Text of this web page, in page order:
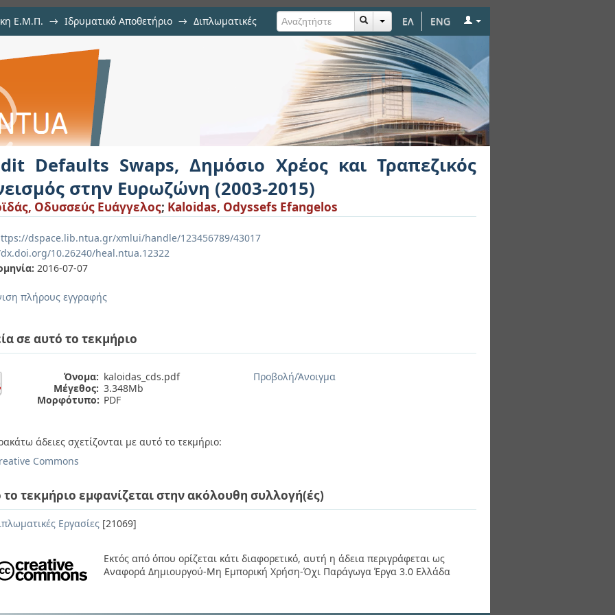
ΕΛ ENG
Ε.Μ.Π. → Ιδρυματικό Αποθετήριο → Διπλωματικές
Δημόσιο Χρέος και Τραπεζικός Δανεισμός στην
Defaults Swaps, Δημόσιο Χρέος και Τραπεζικός
στην Ευρωζώνη (2003-2015)
Οδυσσεύς Ευάγγελος; Kaloidas, Odyssefs Efangelos
dspace.lib.ntua.gr/xmlui/handle/123456789/43017
10.26240/heal.ntua.12322
2016-07-07
πλήρους εγγραφής
σε αυτό το τεκμήριο
Όνομα: kaloidas_cds.pdf
Μέγεθος: 3.348Mb
Μορφότυπο: PDF
Προβολή/Άνοιγμα
άδειες σχετίζονται με αυτό το τεκμήριο:
Commons
το τεκμήριο εμφανίζεται στην ακόλουθη συλλογή(ές)
Εργασίες [21069]
Εκτός από όπου ορίζεται κάτι διαφορετικό, αυτή η άδεια περιγράφεται ως
Αναφορά Δημιουργού-Μη Εμπορική Χρήση-Όχι Παράγωγα Έργα 3.0 Ελλάδα